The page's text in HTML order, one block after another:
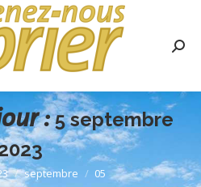
:5 septembre
: septembre 05